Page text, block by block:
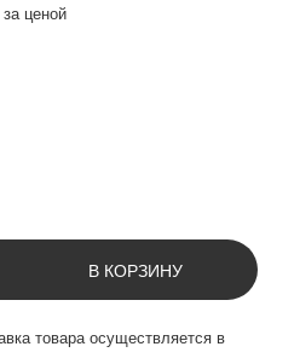
ценой
В КОРЗИНУ
товара осуществляется в